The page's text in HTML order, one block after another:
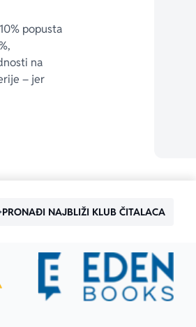
popusta
na
– jer
PRONAĐI NAJBLIŽI KLUB ČITALACA